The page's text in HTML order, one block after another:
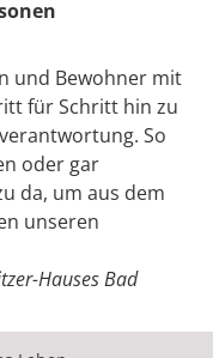
und Bewohner mit
für Schritt hin zu
So
oder gar
da, um aus dem
unseren
Hauses Bad